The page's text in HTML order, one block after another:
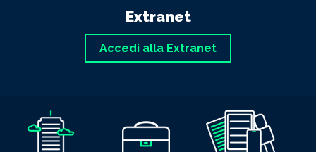
Extranet
Accedi alla Extranet